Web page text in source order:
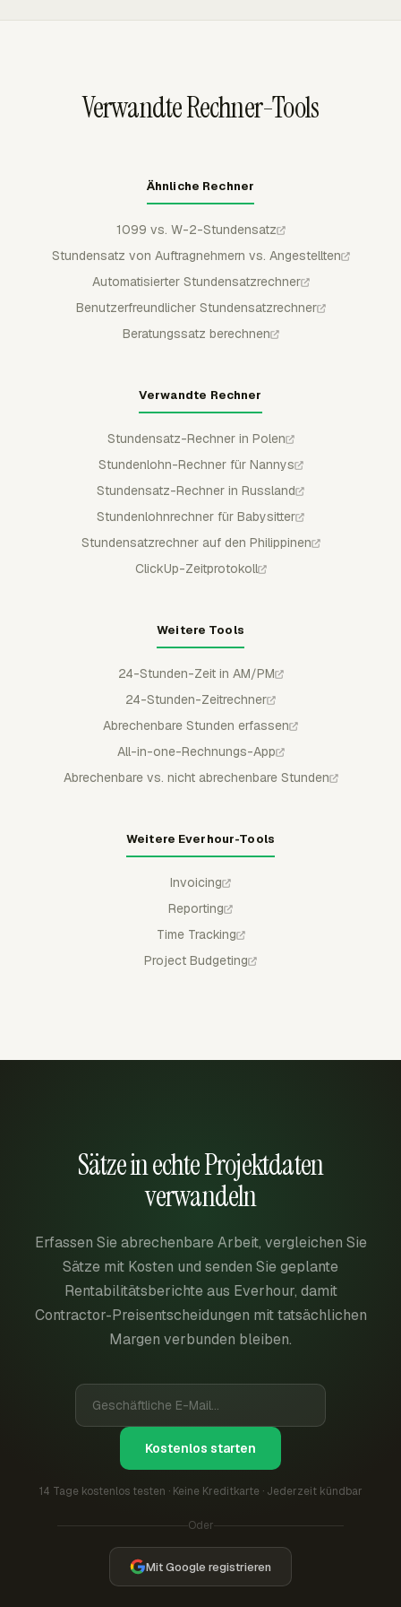
Verwandte Rechner-Tools
Ähnliche Rechner
1099 vs. W-2-Stundensatz
Stundensatz von Auftragnehmern vs. Angestellten
Automatisierter Stundensatzrechner
Benutzerfreundlicher Stundensatzrechner
Beratungssatz berechnen
Verwandte Rechner
Stundensatz-Rechner in Polen
Stundenlohn-Rechner für Nannys
Stundensatz-Rechner in Russland
Stundenlohnrechner für Babysitter
Stundensatzrechner auf den Philippinen
ClickUp-Zeitprotokoll
Weitere Tools
24-Stunden-Zeit in AM/PM
24-Stunden-Zeitrechner
Abrechenbare Stunden erfassen
All-in-one-Rechnungs-App
Abrechenbare vs. nicht abrechenbare Stunden
Weitere Everhour-Tools
Invoicing
Reporting
Time Tracking
Project Budgeting
Sätze in echte Projektdaten
verwandeln
Erfassen Sie abrechenbare Arbeit, vergleichen Sie
Sätze mit Kosten und senden Sie geplante
Rentabilitätsberichte aus Everhour, damit
Contractor-Preisentscheidungen mit tatsächlichen
Margen verbunden bleiben.
Kostenlos starten
14 Tage kostenlos testen · Keine Kreditkarte · Jederzeit kündbar
Oder
Mit Google registrieren